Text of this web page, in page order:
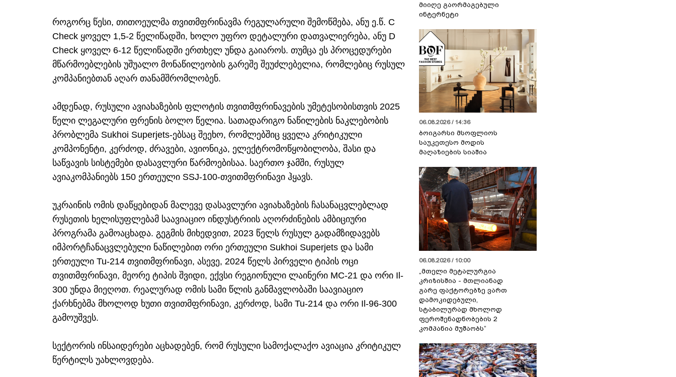
როგორც წესი, თითოეულმა თვითმფრინავმა რეგულარული შემოწმება, ანუ ე.წ. C
Check ყოველ 1,5-2 წელიწადში, ხოლო უფრო დეტალური დათვალიერება, ანუ D
Check ყოველ 6-12 წელიწადში ერთხელ უნდა გაიაროს. თუმცა ეს პროცედურები
მწარმოებლების უშუალო მონაწილეობის გარეშე შეუძლებელია, რომლებიც რუსულ
კომპანიებთან აღარ თანამშრომლობენ.
ამდენად, რუსული ავიახაზების ფლოტის თვითმფრინავების უმეტესობისთვის 2025
წელი ლეგალური ფრენის ბოლო წელია. სათადარიგო ნაწილების ნაკლებობის
პრობლემა Sukhoi Superjets-ებსაც შეეხო, რომლებშიც ყველა კრიტიკული
კომპონენტი, კერძოდ, ძრავები, ავიონიკა, ელექტრომოწყობილობა, შასი და
საწვავის სისტემები დასავლური წარმოებისაა. საერთო ჯამში, რუსულ
ავიაკომპანიებს 150 ერთეული SSJ-100-თვითმფრინავი ჰყავს.
უკრაინის ომის დაწყებიდან მალევე დასავლური ავიახაზების ჩასანაცვლებლად
რუსეთის ხელისუფლებამ საავიაციო ინდუსტრიის აღორძინების ამბიციური
პროგრამა გამოაცხადა. გეგმის მიხედვით, 2023 წელს რუსულ გადამზიდავებს
იმპორტჩანაცვლებული ნაწილებით ორი ერთეული Sukhoi Superjets და სამი
ერთეული Tu-214 თვითმფრინავი, ასევე, 2024 წელს პირველი ტიპის ოცი
თვითმფრინავი, მეორე ტიპის შვიდი, ექვსი რეგიონული ლაინერი MC-21 და ორი Il-
300 უნდა მიეღოთ. რეალურად ომის სამი წლის განმავლობაში საავიაციო
ქარხნებმა მხოლოდ ხუთი თვითმფრინავი, კერძოდ, სამი Tu-214 და ორი Il-96-300
გამოუშვეს.
სექტორის ინსაიდერები აცხადებენ, რომ რუსული სამოქალაქო ავიაცია კრიტიკულ
წერტილს უახლოვდება.
მიიღე გაორმაგებული
ინტერნეტი
06.08.2026 / 14:36
ბოიგარსი მსოფლიოს
საუკეთესო მოდის
მაღაზიების სიაშია
06.08.2026 / 10:00
„მთელი მეტალურგია
კრიზისშია - მთლიანად
გარე ფაქტორებზე ვართ
დამოკიდებული,
სტაბილურად მხოლოდ
ფეროშენადნობების 2
კომპანია მუშაობს“